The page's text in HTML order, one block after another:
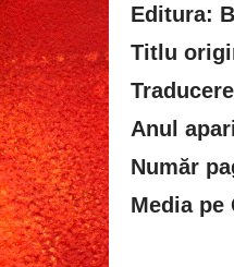
Editura:
Titlu
Anul
Număr
Media pe